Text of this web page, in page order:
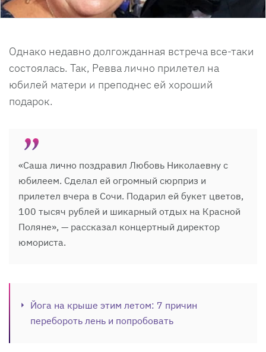
Однако недавно долгожданная встреча все-таки
состоялась. Так, Ревва лично прилетел на
юбилей матери и преподнес ей хороший
подарок.
«Саша лично поздравил Любовь Николаевну с
юбилеем. Сделал ей огромный сюрприз и
прилетел вчера в Сочи. Подарил ей букет цветов,
100 тысяч рублей и шикарный отдых на Красной
Поляне», — рассказал концертный директор
юмориста.
Йога на крыше этим летом: 7 причин
перебороть лень и попробовать